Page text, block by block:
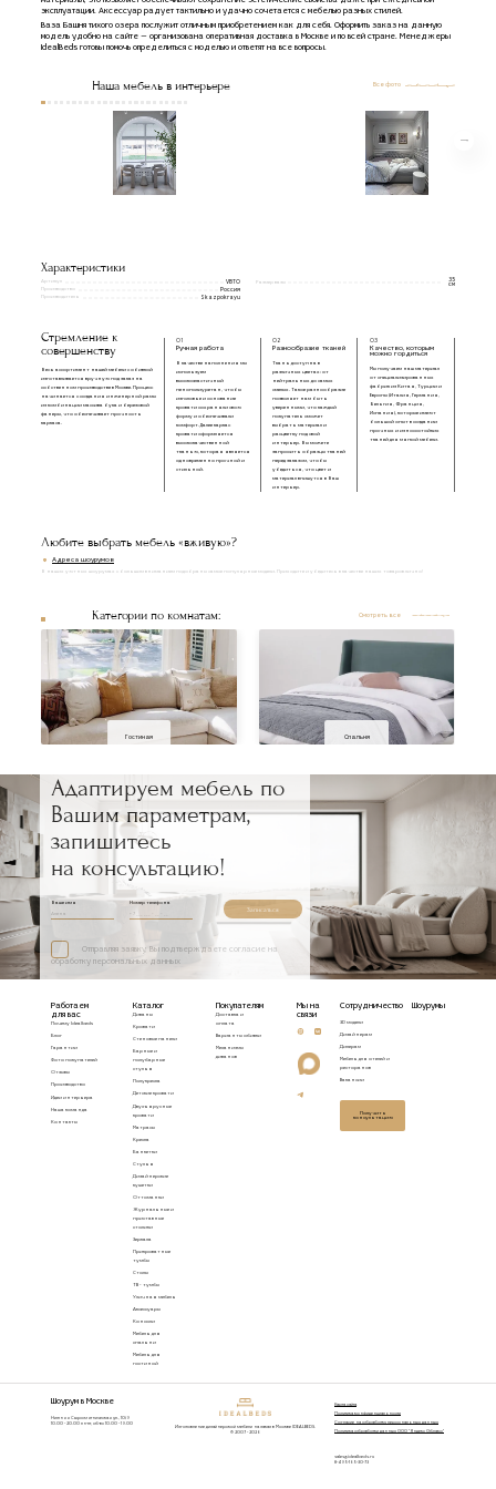
эксплуатации. Аксессуар радует тактильно и удачно сочетается с мебелью разных стилей.
Ваза Башня тихого озера послужит отличным приобретением как для себя. Оформить заказ на данную
модель удобно на сайте — организована оперативная доставка в Москве и по всей стране. Менеджеры
IdealBeds готовы помочь определиться с моделью и ответят на все вопросы.
Наша мебель в интерьере Все фото
Характеристики
Артикул
VBTO
Производство
Россия
Производитель
Skazpokrayu
Размер вазы
35
см
Стремление к
совершенству
Весь ассортимент нашей мебели с обивкой
изготавливается вручную под заказ на
собственном производстве в Москве. Процесс
начинается с создания инженерной рамы
из комбинации массива бука и березовой
фанеры, что обеспечивает прочность
каркаса.
01
Ручная работа
В качестве наполнения мы
используем
высокоэластичный
пенополиуретан, чтобы
изголовье и основание
кровати сохраняли свою
форму и обеспечивали
комфорт. Далее каркас
кровати оформляется
высококачественной
тканью, которая является
одновременно прочной и
стильной.
02
Разнообразие тканей
Ткань доступна в
различных цветах: от
нейтральных до самых
смелых. Такое разнообразие
позволяет нам быть
уверенными, что каждый
покупатель сможет
выбрать материал и
расцветку под свой
интерьер. Вы можете
запросить образцы тканей
перед заказом, чтобы
убедиться, что цвет и
материал впишутся в Ваш
интерьер.
03
Качество, которым
можно гордиться
Мы получаем наш материал
от специализированных
фабрик из Китая, Турции и
Европы (Италия, Германия,
Бельгия, Франция,
Испания), которые имеют
большой опыт в создании
прочных и износостойких
тканей для мягкой мебели.
Любите выбрать мебель «вживую»?
Адреса шоурумов
В наших уютных шоурумах с большим вниманием подобраны самые популярные модели. Приходите и убедитесь в качестве наших товаров лично!
Категории по комнатам: Смотреть все
Гостиная Спальня
Адаптируем мебель по
Вашим параметрам,
запишитесь
на консультацию!
Ваше имя Номер телефона
Записаться
Отправляя заявку, Вы подтверждаете согласие на
обработку персональных данных
Работаем
для вас
Почему Idealbeds
Блог
Гарантии
Фото покупателей
Отзывы
Производство
Идеи интерьера
Наша команда
Контакты
Каталог
Диваны
Кровати
Стеновые панели
Барные и
полубарные
стулья
Полукресла
Детские кровати
Двухъярусные
кровати
Матрасы
Кресла
Банкетки
Стулья
Дизайнерские
кушетки
Оттоманки
Журнальные и
приставные
столики
Зеркала
Прикроватные
тумбы
Столы
ТВ - тумбы
Уличная мебель
Аксессуары
Консоли
Мебель для
спальни
Мебель для
гостиной
Покупателям
Доставка и
оплата
Варианты обивки
Механизмы
диванов
Мы на
связи
Сотрудничество
3D модели
Дизайнерам
Дилерам
Мебель для отелей и
ресторанов
Вакансии
Получить
консультацию
Шоурумы
Шоурум в Москве
Нижняя Сыромятническая ул., 10/9
10.00 - 20.00 пн-пт, сб-вс 10.00 - 19.00
Изготовление дизайнерской мебели на заказ в Москве IDEALBEDS.
© 2007 - 2026
Карта сайта
Политика конфиденциальности
Согласие на обработку персональных данных
Политика обработки данных ООО "Яндекс Облако"
sales@idealbeds.ru
8-495-165-30-73